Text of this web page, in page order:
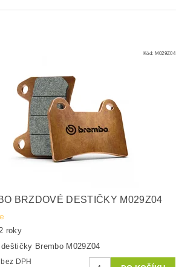
Kód: M029Z04
BRZDOVÉ DESTIČKY M029Z04
roky
deštičky Brembo M029Z04
2 851 Kč bez DPH